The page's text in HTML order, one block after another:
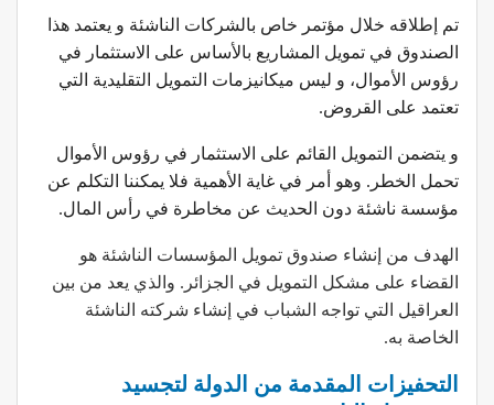
تم إطلاقه خلال مؤتمر خاص بالشركات الناشئة و يعتمد هذا
الصندوق في تمويل المشاريع بالأساس على الاستثمار في
رؤوس الأموال، و ليس ميكانيزمات التمويل التقليدية التي
تعتمد على القروض.
و يتضمن التمويل القائم على الاستثمار في رؤوس الأموال
تحمل الخطر. وهو أمر في غاية الأهمية فلا يمكننا التكلم عن
مؤسسة ناشئة دون الحديث عن مخاطرة في رأس المال.
الهدف من إنشاء صندوق تمويل المؤسسات الناشئة هو
القضاء على مشكل التمويل في الجزائر. والذي يعد من بين
العراقيل التي تواجه الشباب في إنشاء شركته الناشئة
الخاصة به.
التحفيزات المقدمة من الدولة لتجسيد